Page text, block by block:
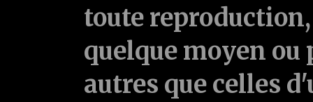
toute
quelque moyen ou
autres que celles